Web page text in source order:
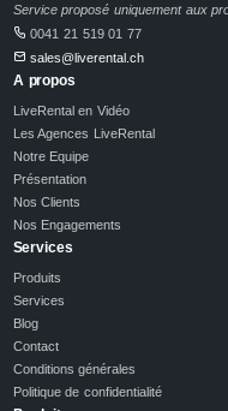
Service proposé uniquement aux
0041 21 519 01 77
sales@liverental.ch
A propos
LiveRental en Vidéo
Les Agences LiveRental
Notre Equipe
Présentation
Nos Clients
Nos Engagements
Services
Produits
Services
Blog
Contact
Conditions générales
Politique de confidentialité